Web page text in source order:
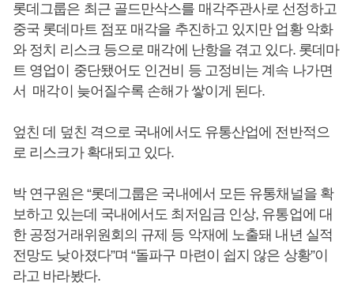
롯데그룹은 최근 골드만삭스를 매각주관사로 선정하고
중국 롯데마트 점포 매각을 추진하고 있지만 업황 악화
와 정치 리스크 등으로 매각에 난항을 겪고 있다. 롯데마
트 영업이 중단됐어도 인건비 등 고정비는 계속 나가면
서 매각이 늦어질수록 손해가 쌓이게 된다.
엎친 데 덮친 격으로 국내에서도 유통산업에 전반적으
로 리스크가 확대되고 있다.
박 연구원은 “롯데그룹은 국내에서 모든 유통채널을 확
보하고 있는데 국내에서도 최저임금 인상, 유통업에 대
한 공정거래위원회의 규제 등 악재에 노출돼 내년 실적
전망도 낮아졌다”며 “돌파구 마련이 쉽지 않은 상황”이
라고 바라봤다.